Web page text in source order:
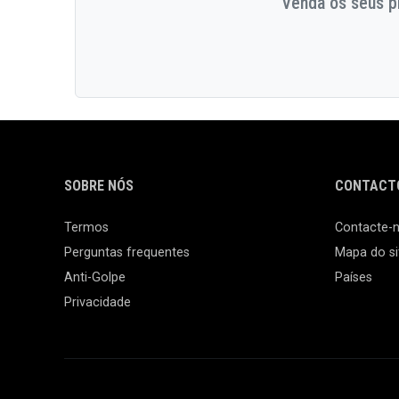
SOBRE NÓS
Termos
Perguntas frequentes
Anti-Golpe
Privacidade
Contacte-
Mapa do
Países